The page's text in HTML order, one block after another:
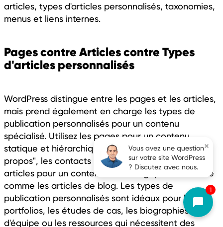
articles, types d'articles personnalisés, taxonomies,
menus et liens internes.
Pages contre Articles contre Types
d'articles personnalisés
WordPress distingue entre les pages et les articles,
mais prend également en charge les types de
publication personnalisés pour un contenu
spécialisé. Utilisez les pages pour un contenu
statique et hiérarchique comme les services, "À
propos", les contacts et les processus. Utilisez les
articles pour un contenu chronologique et sérialisé
comme les articles de blog. Les types de
publication personnalisés sont idéaux pour les
portfolios, les études de cas, les biographies
d'équipe ou les ressources qui nécessitent des
1
×
Vous avez une question
sur votre site WordPress
? Discutez avec nous.